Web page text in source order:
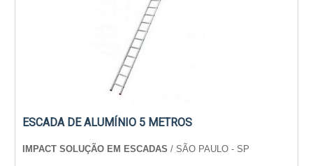
ESCADA DE ALUMÍNIO 5 METROS
IMPACT SOLUÇÃO EM ESCADAS / SÃO PAULO - SP